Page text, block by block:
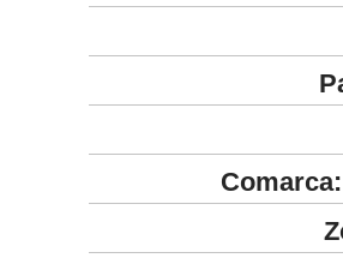
Comarca: